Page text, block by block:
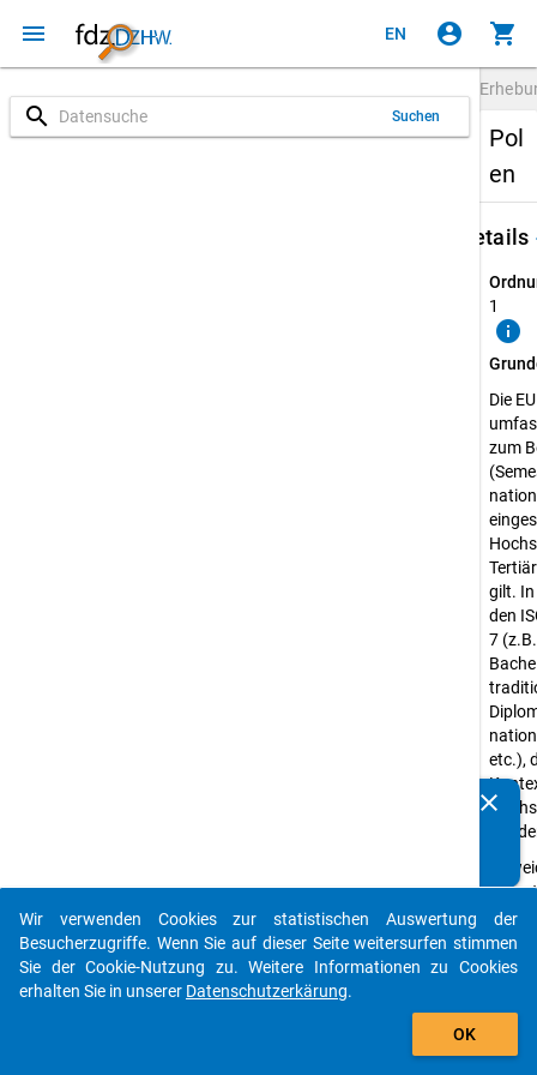
menu EN account_circle shopping_cart
search Suchen
Pol
en
Details
1
info
Die
zum
gilt. In
den
7
etc.),
nicht
clear
auto_stories
add_shopping_cart
Wir verwenden Cookies zur statistischen Auswertung der
Besucherzugriffe. Wenn Sie auf dieser Seite weitersurfen stimmen
Sie der Cookie-Nutzung zu. Weitere Informationen zu Cookies
erhalten Sie in unserer Datenschutzerkärung.
OK